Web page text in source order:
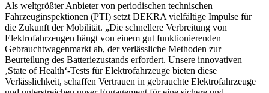
Als weltgrößter Anbieter von periodischen technischen
Fahrzeuginspektionen (PTI) setzt DEKRA vielfältige Impulse für
die Zukunft der Mobilität. „Die schnellere Verbreitung von
Elektrofahrzeugen hängt von einem gut funktionierenden
Gebrauchtwagenmarkt ab, der verlässliche Methoden zur
Beurteilung des Batteriezustands erfordert. Unsere innovativen
‚State of Health‘-Tests für Elektrofahrzeuge bieten diese
Verlässlichkeit, schaffen Vertrauen in gebrauchte Elektrofahrzeuge